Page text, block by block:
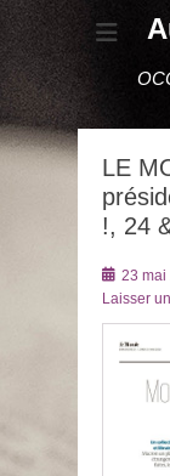
LE
!, 24
Posté
le
23 mai
Laisser